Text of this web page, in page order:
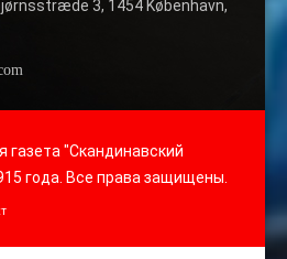
3, 1454 København,
газета "Скандинавский
года. Все права защищены.